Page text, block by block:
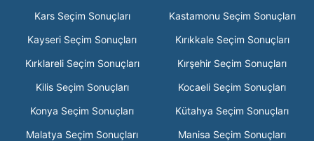
Kars Seçim Sonuçları
Kastamonu Seçim Sonuçları
Kayseri Seçim Sonuçları
Kırıkkale Seçim Sonuçları
Kırklareli Seçim Sonuçları
Kırşehir Seçim Sonuçları
Kilis Seçim Sonuçları
Kocaeli Seçim Sonuçları
Konya Seçim Sonuçları
Kütahya Seçim Sonuçları
Malatya Seçim Sonuçları
Manisa Seçim Sonuçları